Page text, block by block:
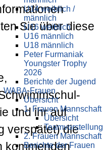
U14 weiblich /
männlich
U16 weiblich
U16 männlich
U18 männlich
Peter Furmaniak
Youngster Trophy
2026
Berichte der Jugend
WABA-Frauen
Übersicht
1. Frauen Mannschaft
Übersicht
Teamvorstellung
2. Frauen Mannschaft
Berichte der Frauen
Sie über diese
und ihr auf
verspätet) die
kommenden